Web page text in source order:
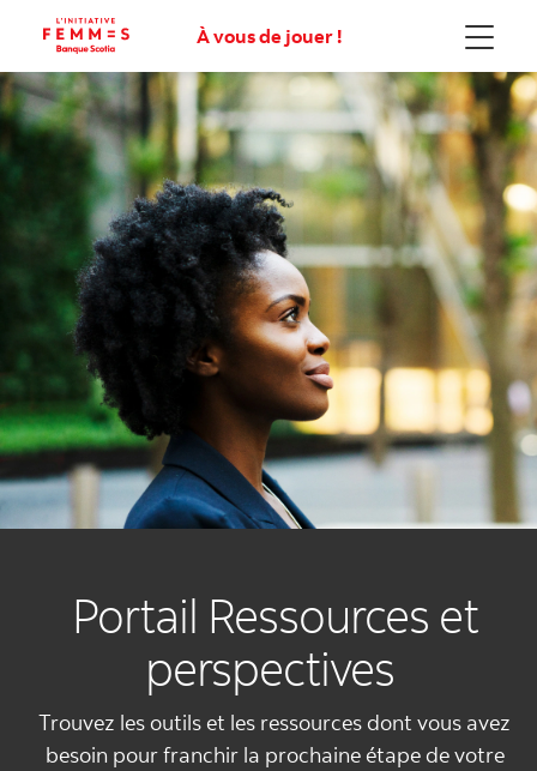
Menu
À vous de jouer !
Portail Ressources et
perspectives
Trouvez les outils et les ressources dont vous avez
besoin pour franchir la prochaine étape de votre